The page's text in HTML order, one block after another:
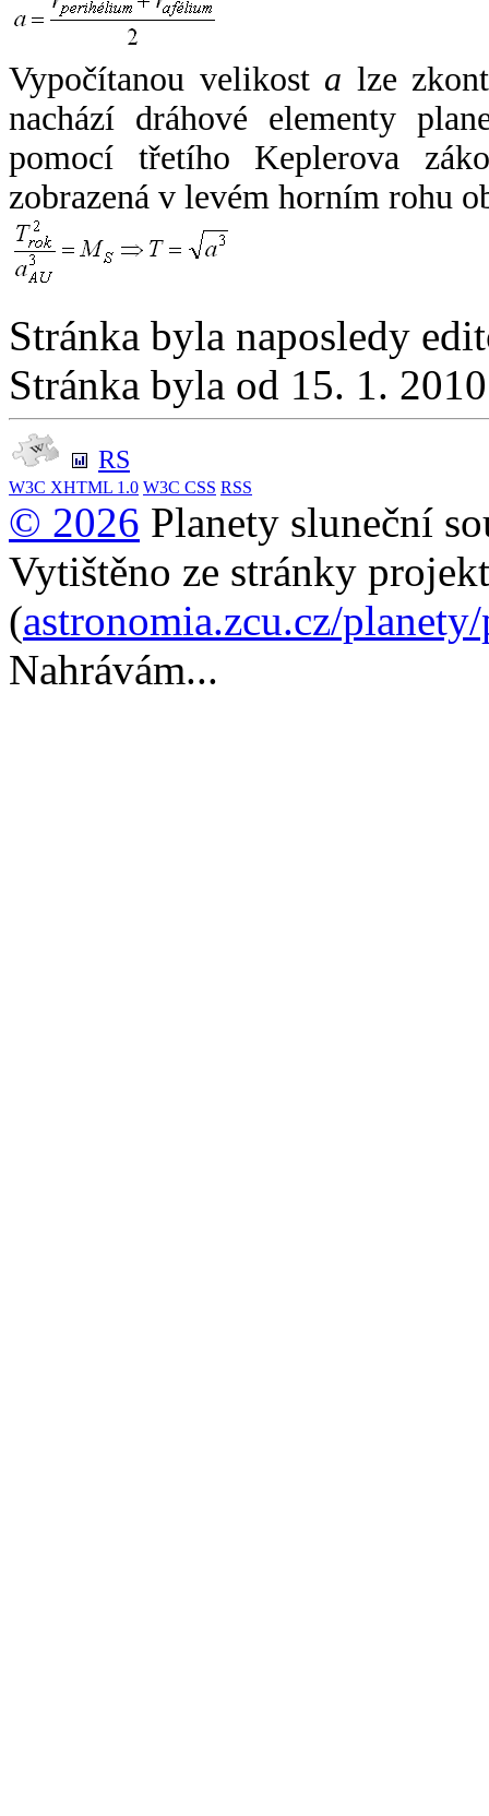
Vypočítanou velikost a lze
nachází dráhové elementy
pomocí třetího Keplerova
zobrazená v levém horním rohu
Stránka byla naposledy
Stránka byla od 15. 1.
RS
W3C XHTML 1.0 W3C CSS RSS
© 2026 Planety sluneční
Vytištěno ze stránky
(astronomia.zcu.cz/
Nahrávám...